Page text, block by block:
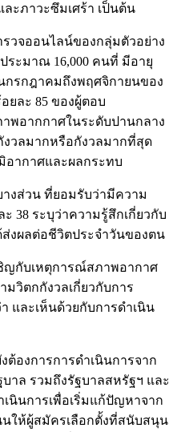
ะภาวะซึมเศร้า เป็นต้น
วจออนไลน์ของกลุ่มตัวอย่าง
ระมาณ 16,000 คนที่ มีอายุ
นกรกฎาคมถึงพฤศจิกายนของ
ละ 85 ของผู้ตอบ
พอากกาศในระดับปานกลาง
วลมากหรือกังวลมากที่สุด
อากาศและผลกระทบ
งส่วน ที่ยอมรับว่ามีความ
38 ระบุว่าความรู้สึกเกี่ยวกับ
งผลต่อชีวิตประจำวันของตน
ญกับเหตุการณ์สภาพอากาศ
มวิตกกังวลเกี่ยวกับการ
และเห็นด้วยกับการดำเนิน
องการการดำเนินการจาก
าล รวมถึงรัฐบาลสหรัฐฯ และ
นการเพื่อเริ่มแก้ปัญหาจาก
นให้ผู้สมัครเลือกตั้งที่สนับสนุน